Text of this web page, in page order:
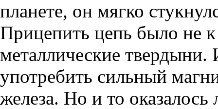
планете, он мягко
Прицепить цепь было не
металлические
употребить сильный
железа. Но и то